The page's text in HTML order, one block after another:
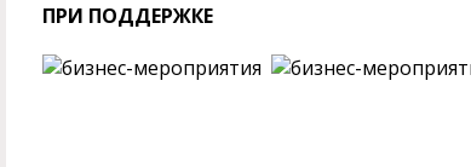
ПРИ ПОДДЕРЖКЕ